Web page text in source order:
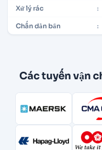
Xử lý rác :
Chấn dằn bẩn :
Các tuyến vận